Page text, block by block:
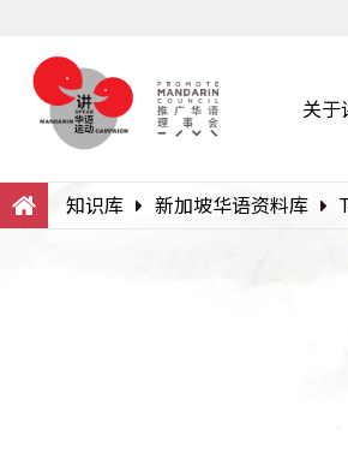
关于
Search
知识库 新加坡华语资料库